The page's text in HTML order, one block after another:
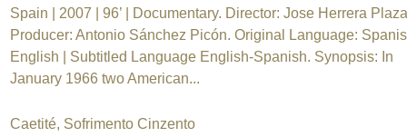
Spain | 2007 | 96’ | Documentary. Director: Jose Herrera
Producer: Antonio Sánchez Picón. Original Language:
English | Subtitled Language English-Spanish. Synopsis: In
January 1966 two American...
Caetité, Sofrimento Cinzento